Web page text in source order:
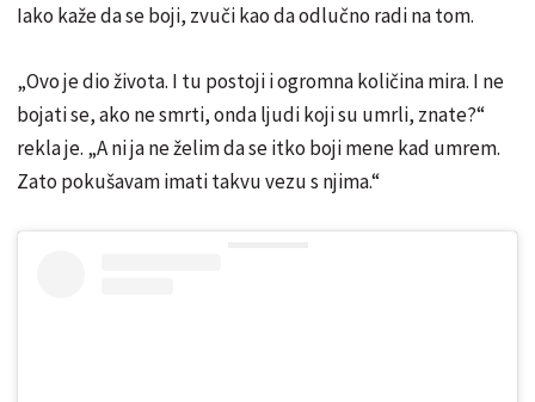
Iako kaže da se boji, zvuči kao da odlučno radi na tom.
„Ovo je dio života. I tu postoji i ogromna količina mira. I ne
bojati se, ako ne smrti, onda ljudi koji su umrli, znate?“
rekla je. „A ni ja ne želim da se itko boji mene kad umrem.
Zato pokušavam imati takvu vezu s njima.“